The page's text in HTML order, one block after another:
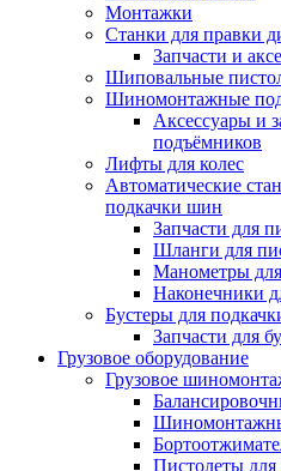
Монтажки
Станки для правки
Запчасти и
Шиповальные
Шиномонтажные
Аксессуары и
подъёмников
Лифты для колес
Автоматические
подкачки шин
Запчасти для
Шланги для
Манометры
Наконечники
Бустеры для
Запчасти для
Грузовое оборудование
Грузовое
Пистолеты